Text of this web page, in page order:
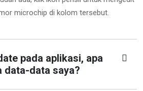
microchip di kolom tersebut.
pada aplikasi, apa
data-data saya?